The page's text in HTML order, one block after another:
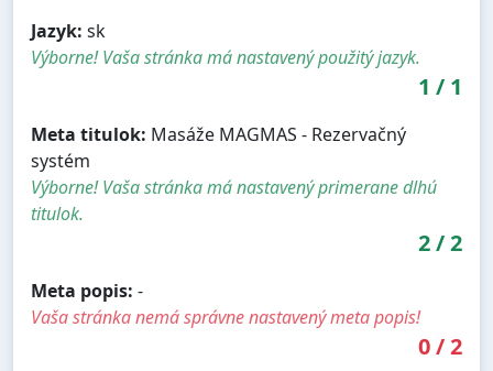
Jazyk: sk
Výborne! Vaša stránka má nastavený použitý jazyk.
1 / 1
Meta titulok: Masáže MAGMAS - Rezervačný
systém
Výborne! Vaša stránka má nastavený primerane dlhú
titulok.
2/2
Meta popis: -
Vaša stránka nemá správne nastavený meta popis!
0/2